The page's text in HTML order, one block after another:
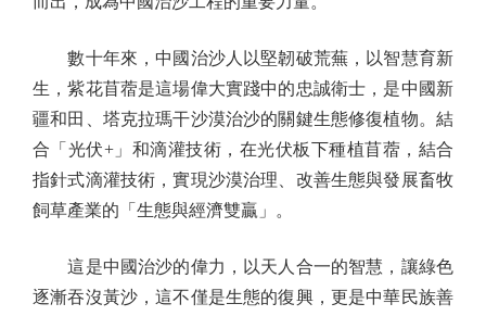
數十年來，中國治沙人以堅韌破荒蕪，以智慧育新
生，紫花苜蓿是這場偉大實踐中的忠誠衛士，是中國新
疆和田、塔克拉瑪干沙漠治沙的關鍵生態修復植物。結
合「光伏+」和滴灌技術，在光伏板下種植苜蓿，結合
指針式滴灌技術，實現沙漠治理、改善生態與發展畜牧
飼草產業的「生態與經濟雙贏」。
這是中國治沙的偉力，以天人合一的智慧，讓綠色
逐漸吞沒黃沙，這不僅是生態的復興，更是中華民族善